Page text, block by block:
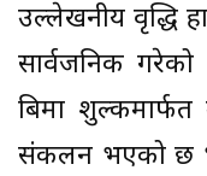
उल्लेखनीय वृद्धि
सार्वजनिक
बिमा
संकलन भएको छ